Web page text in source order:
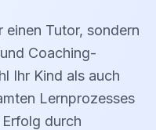
einen Tutor, sondern
Coaching-
Ihr Kind als auch
Lernprozesses
durch